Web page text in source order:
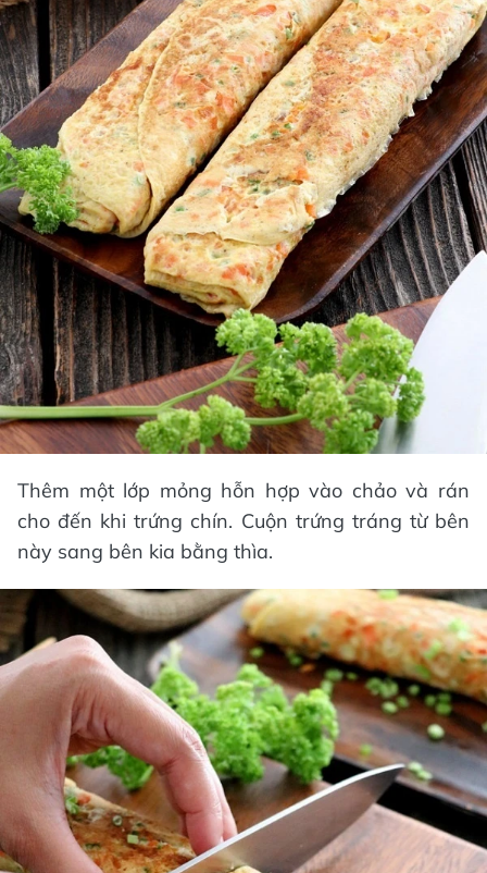
Thêm một lớp mỏng hỗn hợp vào chảo và rán
cho đến khi trứng chín. Cuộn trứng tráng từ bên
này sang bên kia bằng thìa.